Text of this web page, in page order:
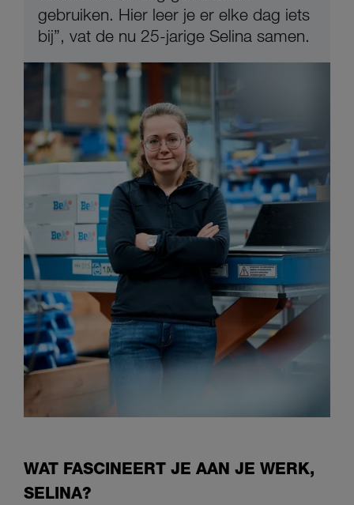
gebruiken. Hier leer je er elke dag iets
bij”, vat de nu 25-jarige Selina samen.
WAT FASCINEERT JE AAN JE WERK,
SELINA?